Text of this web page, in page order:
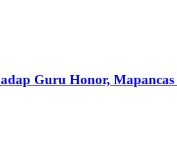
Guru Honor,